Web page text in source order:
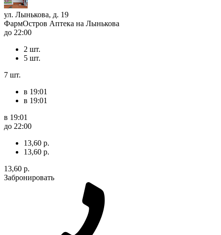
ул. Лынькова, д. 19
ФармОстров Аптека на Лынькова
до 22:00
2 шт.
5 шт.
7 шт.
в 19:01
в 19:01
в 19:01
до 22:00
13,60 р.
13,60 р.
13,60 р.
Забронировать